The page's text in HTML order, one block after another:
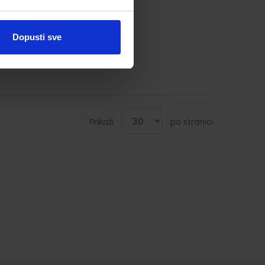
Dopusti sve
Prikaži po stranici